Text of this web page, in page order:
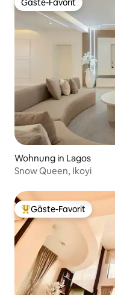
Gäste-Favorit
Gäste-Favorit
Wohnung in Lagos
Snow Queen, Ikoyi
Beliebter Gäste-Favorit.
Gäste-Favorit